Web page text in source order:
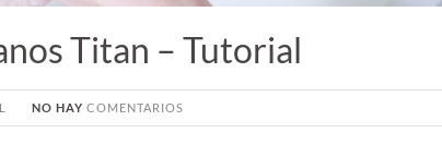
Titan – Tutorial
NO HAY COMENTARIOS